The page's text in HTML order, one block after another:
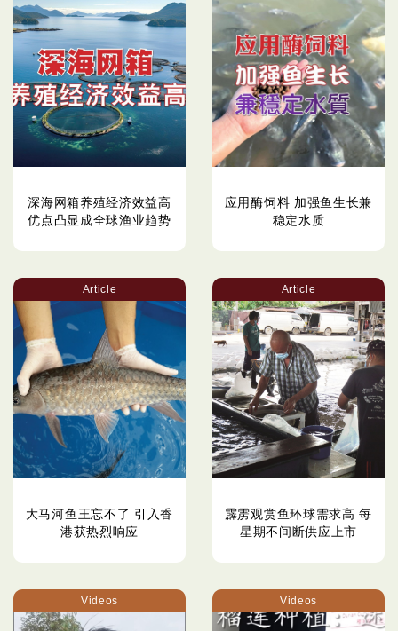
深海网箱养殖经济效益高
优点凸显成全球渔业趋势
应用酶饲料 加强鱼生长兼
稳定水质
Article
大马河鱼王忘不了 引入香
港获热烈响应
Article
霹雳观赏鱼环球需求高 每
星期不间断供应上市
Videos Videos